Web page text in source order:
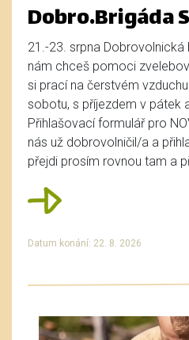
Dobro.Brigáda
21.-23. srpna Dobrovolnická
nám chceš pomoci
si prací na čerstvém
sobotu, s příjezdem v pátek
Přihlašovací formulář pro
nás už dobrovolničil/a a
přejdi prosím rovnou tam a
Datum konání: 22. 8. 2026